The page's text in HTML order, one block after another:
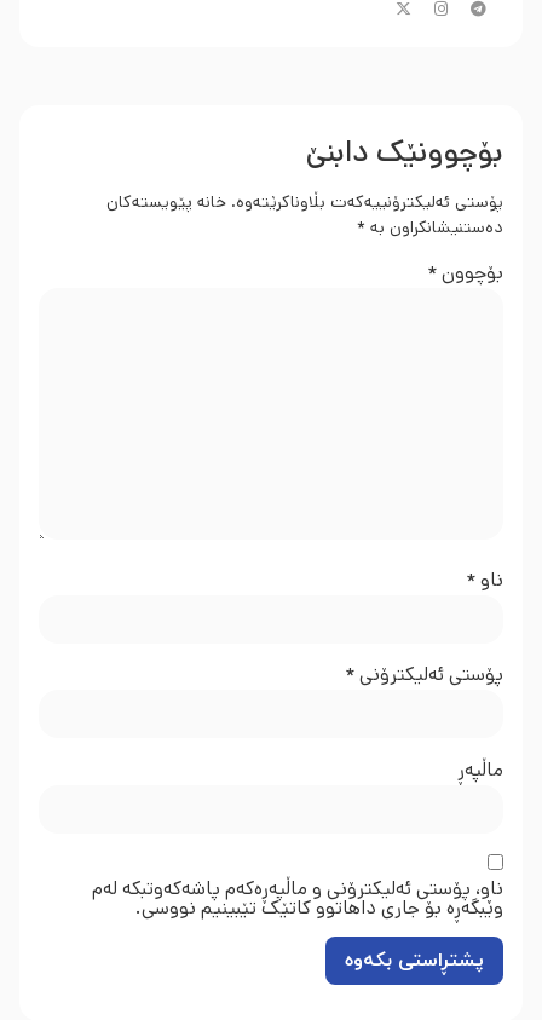
بۆچوونێک دابنێ
پۆستی ئەلیکترۆنییەکەت بڵاوناکرێتەوە. خانە پێویستەکان
دەستنیشانکراون بە *
بۆچوون*
ناو*
پۆستی ئەلیکترۆنی*
ماڵپه‌ڕ
ناو، پۆستی ئەلیکترۆنی و ماڵپەڕەکەم پاشەکەوتبکە لەم
وێبگەڕە بۆ جاری داهاتوو کاتێک تێبینیم نووسی.